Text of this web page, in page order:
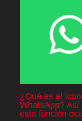
¿Qué es el
WhatsApp?
esta función